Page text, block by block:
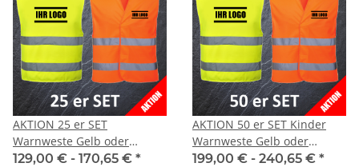
AKTION 25 er SET
Warnweste Gelb oder
Orange EN ISO 20471:2013
129,00 € - 170,65 € *
AKTION 50 er SET Kinder
Warnweste Gelb oder
Orange mit 1.fbg. Druck
199,00 € - 240,65 € *